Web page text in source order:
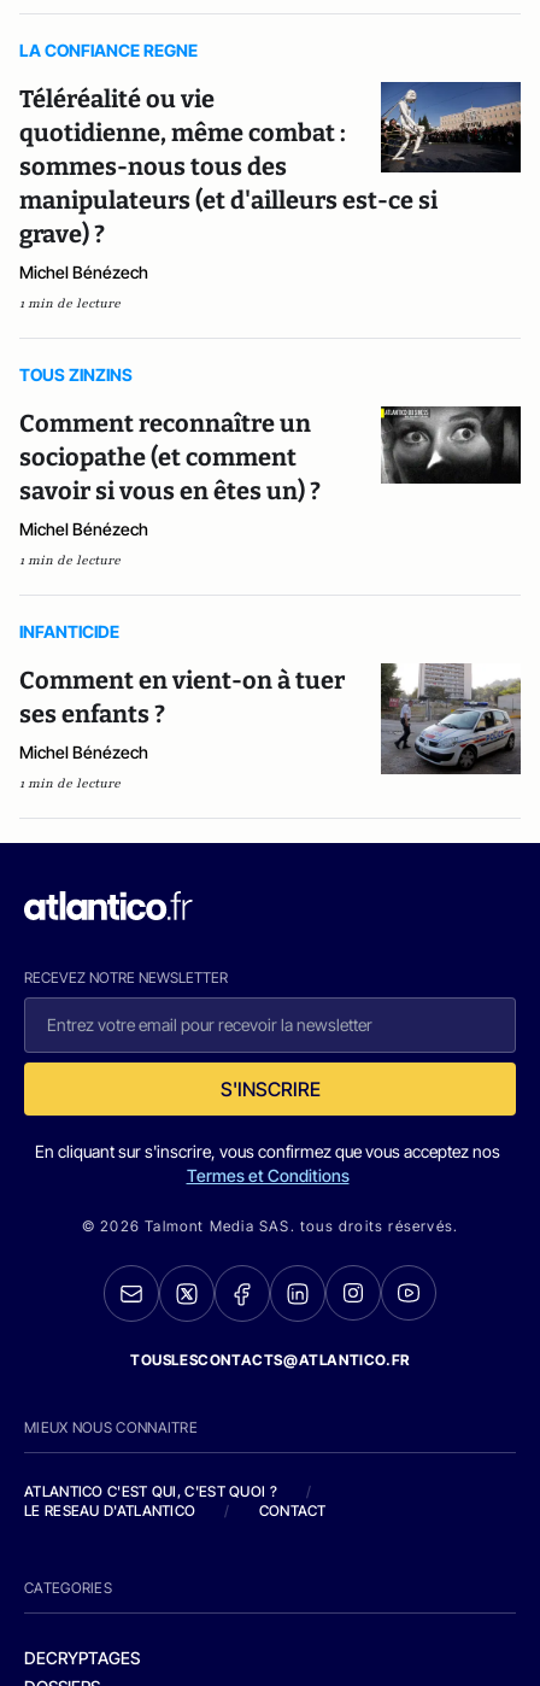
LA CONFIANCE REGNE
Téléréalité ou vie
quotidienne, même combat :
sommes-nous tous des
manipulateurs (et d'ailleurs est-ce si
grave) ?
Michel Bénézech
1 min de lecture
TOUS ZINZINS
Comment reconnaître un
sociopathe (et comment
savoir si vous en êtes un) ?
Michel Bénézech
1 min de lecture
INFANTICIDE
Comment en vient-on à tuer
ses enfants ?
Michel Bénézech
1 min de lecture
RECEVEZ NOTRE NEWSLETTER
S'INSCRIRE
En cliquant sur s'inscrire, vous confirmez que vous acceptez nos
Termes et Conditions
© 2026 Talmont Media SAS. tous droits réservés.
TOUSLESCONTACTS@ATLANTICO.FR
MIEUX NOUS CONNAITRE
ATLANTICO C'EST QUI, C'EST QUOI ?
/
LE RESEAU D'ATLANTICO
/ CONTACT
CATEGORIES
DECRYPTAGES